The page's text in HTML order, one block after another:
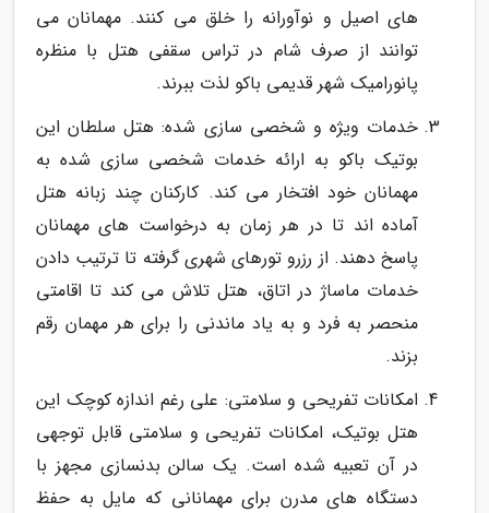
های اصیل و نوآورانه را خلق می کنند. مهمانان می
توانند از صرف شام در تراس سقفی هتل با منظره
پانورامیک شهر قدیمی باکو لذت ببرند.
خدمات ویژه و شخصی سازی شده: هتل سلطان این
بوتیک باکو به ارائه خدمات شخصی سازی شده به
مهمانان خود افتخار می کند. کارکنان چند زبانه هتل
آماده اند تا در هر زمان به درخواست های مهمانان
پاسخ دهند. از رزرو تورهای شهری گرفته تا ترتیب دادن
خدمات ماساژ در اتاق، هتل تلاش می کند تا اقامتی
منحصر به فرد و به یاد ماندنی را برای هر مهمان رقم
بزند.
امکانات تفریحی و سلامتی: علی رغم اندازه کوچک این
هتل بوتیک، امکانات تفریحی و سلامتی قابل توجهی
در آن تعبیه شده است. یک سالن بدنسازی مجهز با
دستگاه های مدرن برای مهمانانی که مایل به حفظ